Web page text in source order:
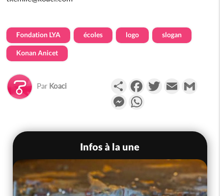
Fondation LYA écoles logo slogan
Konan Anicet
Par Koaci PartagerFacebookTwitterEmail
Messenger
Infos à la une